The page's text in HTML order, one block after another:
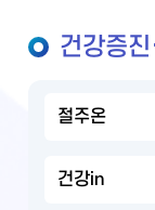
건강증
절주온
건강in